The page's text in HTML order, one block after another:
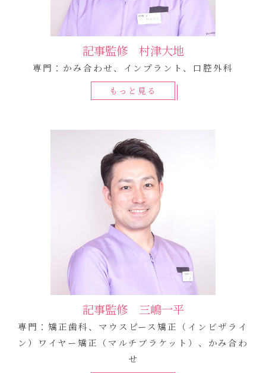
記事監修 村津大地
専門：かみ合わせ、インプラント、口腔外科
もっと見る
記事監修 三嶋一平
専門：矯正歯科、マウスピース矯正（インビザライ
ン）ワイヤー矯正（マルチブラケット）、かみ合わ
せ